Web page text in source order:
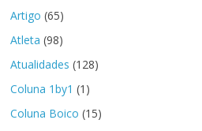
Artigo (65)
Atleta (98)
Atualidades (128)
Coluna 1by1 (1)
Coluna Boico (15)